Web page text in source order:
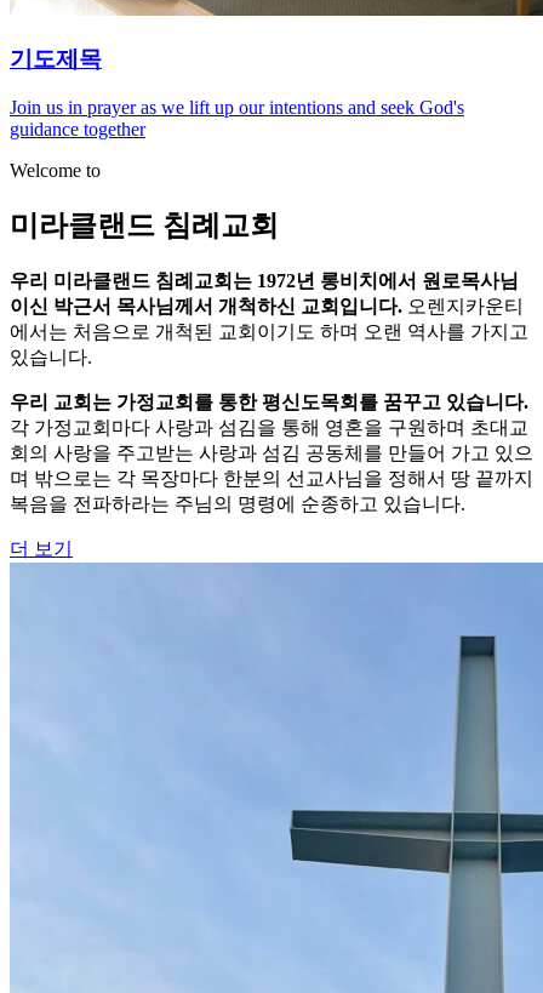
기도제목
Join us in prayer as we lift up our intentions and seek God's
guidance together
Welcome to
미라클랜드 침례교회
우리 미라클랜드 침례교회는 1972년 롱비치에서 원로목사님
이신 박근서 목사님께서 개척하신 교회입니다. 오렌지카운티
에서는 처음으로 개척된 교회이기도 하며 오랜 역사를 가지고
있습니다.
우리 교회는 가정교회를 통한 평신도목회를 꿈꾸고 있습니다.
각 가정교회마다 사랑과 섬김을 통해 영혼을 구원하며 초대교
회의 사랑을 주고받는 사랑과 섬김 공동체를 만들어 가고 있으
며 밖으로는 각 목장마다 한분의 선교사님을 정해서 땅 끝까지
복음을 전파하라는 주님의 명령에 순종하고 있습니다.
더 보기